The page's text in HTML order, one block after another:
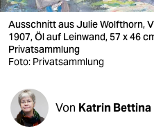
verlag
verlag
veranstaltungen
shop
fragen & hilfe
Ausschnitt aus Julie Wolfthorn,
1907, Öl auf Leinwand, 57 x 46
Privatsammlung
Foto: Privatsammlung
Von Katrin Bettina